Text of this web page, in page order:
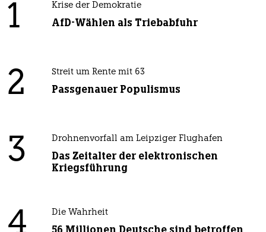
1 Krise der Demokratie
AfD-Wählen als Triebabfuhr
2 Streit um Rente mit 63
Passgenauer Populismus
3 Drohnenvorfall am Leipziger Flughafen
Das Zeitalter der elektronischen
Kriegsführung
Die Wahrheit